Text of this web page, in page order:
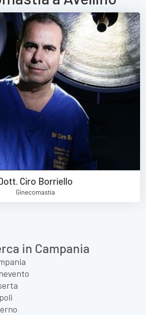
Ciro Borriello
Ginecomastia
in Campania